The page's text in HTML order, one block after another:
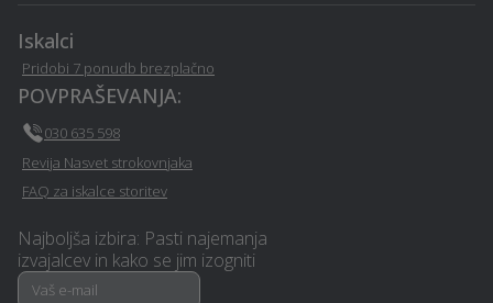
Mizarstvo - Brezice
Urejanje okolice - Brezice
Polepitev vozila - Brezice
Iskalci
Pridobi 7 ponudb brezplačno
POVPRAŠEVANJA:
030 635 598
Revija Nasvet strokovnjaka
FAQ za iskalce storitev
Najboljša izbira: Pasti najemanja
izvajalcev in kako se jim izogniti